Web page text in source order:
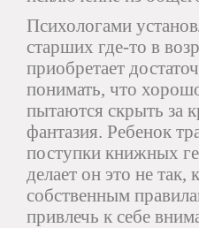
Психологами
старших где-то в
приобретает
понимать, что
пытаются скрыть за
фантазия. Ребенок
поступки книжных
делает он это не
собственным
привлечь к себе